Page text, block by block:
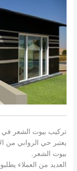
تركيب بيوت الشعر في
يعتبر حي الروابي من
بيوت الشعر.
العديد من العملاء